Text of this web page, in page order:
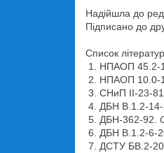
Надійшла до
Підписано до
Список
НПАОП 45.2-
НПАОП 10.0-
СНиП ІІ-23-81.
ДБН В.1.2-14-
ДБН-362-92.
ДБН В.1.2-6-
ДСТУ БВ.2-